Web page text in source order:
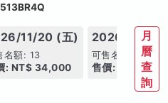
11/20 (五)
名額: 13
: NT$ 34,000
2026/11/21
可售名額: 14
售價: NT$
月
曆
查
詢